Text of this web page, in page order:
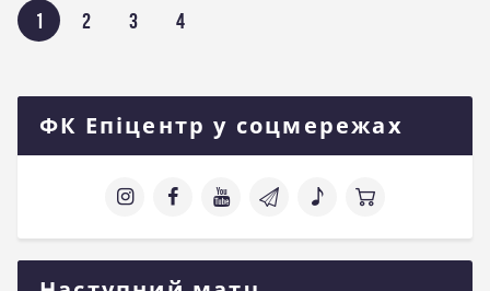
Пагінація
записів
СТОРІНКА
1 СТОРІНКА
2 СТОРІНКА
3 СТОРІНКА
4
ФК Епіцентр у соцмережах